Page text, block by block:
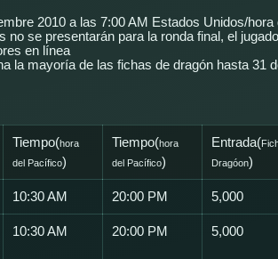
2010 a las 7:00 AM Estados Unidos/
se presentarán para la ronda final, el
en línea
la mayoría de las fichas de dragón hasta 31
Tiempo(hora
del Pacífico)
Tiempo(hora
del Pacífico)
Entrada(
Dragóon)
10:30 AM 20:00 PM 5,000
10:30 AM 20:00 PM 5,000